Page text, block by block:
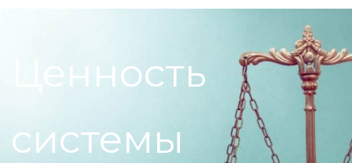
Ценность
системы